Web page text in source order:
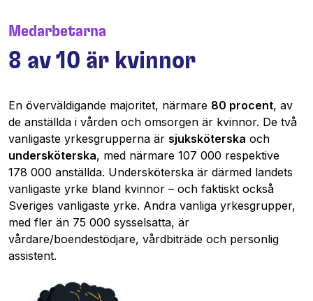
Medarbetarna
8 av 10 är kvinnor
En överväldigande majoritet, närmare 80 procent, av
de anställda i vården och omsorgen är kvinnor. De två
vanligaste yrkesgrupperna är sjuksköterska och
undersköterska, med närmare 107 000 respektive
178 000 anställda. Undersköterska är därmed landets
vanligaste yrke bland kvinnor – och faktiskt också
Sveriges vanligaste yrke. Andra vanliga yrkesgrupper,
med fler än 75 000 sysselsatta, är
vårdare/boendestödjare, vårdbiträde och personlig
assistent.